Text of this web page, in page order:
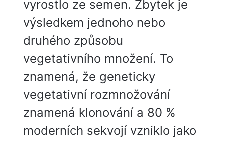
vyrostlo ze semen. Zbytek je
výsledkem jednoho nebo
druhého způsobu
vegetativního množení. To
znamená, že geneticky
vegetativní rozmnožování
znamená klonování a 80 %
moderních sekvojí vzniklo jako